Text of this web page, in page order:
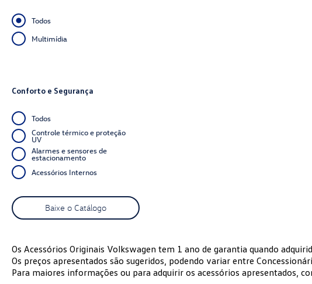
Todos
Multimídia
Conforto e Segurança
Todos
Controle térmico e proteção
UV
Alarmes e sensores de
estacionamento
Acessórios Internos
Baixe o Catálogo
Os Acessórios Originais Volkswagen tem 1 ano de garantia quando
Os preços apresentados são sugeridos, podendo variar entre
Para maiores informações ou para adquirir os acessórios apresentados,